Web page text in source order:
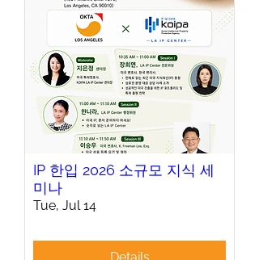
IP 한입 2026 소규모 지식 세
미나
Tue, Jul 14